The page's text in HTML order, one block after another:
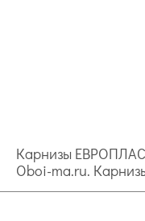
Карнизы
Oboi-ma.ru.